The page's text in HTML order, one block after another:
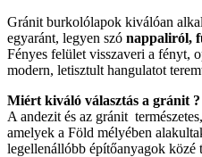
Gránit burkolólapok kiválóan
egyaránt, legyen szó nappaliról,
Fényes felület visszaveri a fényt,
modern, letisztult hangulatot
Miért kiváló választás a gránit ?
A andezit és az gránit
amelyek a Föld mélyében
legellenállóbb építőanyagok közé